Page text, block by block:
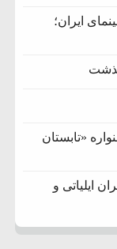
ایران؛
«تابستان
ایلیاتی و